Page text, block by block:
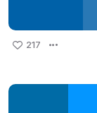
217